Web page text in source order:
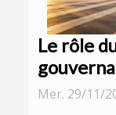
Le rôle
Mer. 29/11/